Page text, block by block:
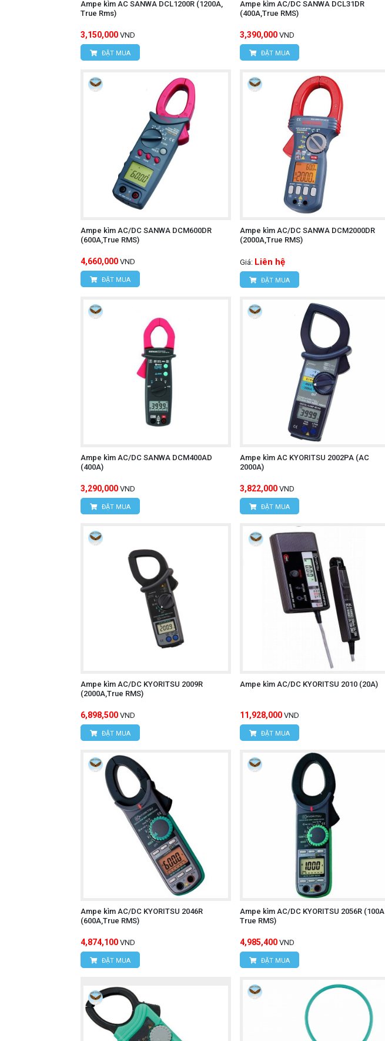
Ampe kìm AC SANWA DCL1200R (1200A,
True Rms)
3,150,000 VND
ĐẶT MUA
Ampe kìm AC/DC SANWA DCL31DR
(400A,True RMS)
3,390,000 VND
ĐẶT MUA
Ampe kìm AC/DC SANWA DCM600DR
(600A,True RMS)
4,660,000 VND
ĐẶT MUA
Ampe kìm AC/DC SANWA DCM2000DR
(2000A,True RMS)
Giá: Liên hệ
ĐẶT MUA
Ampe kìm AC/DC SANWA DCM400AD
(400A)
3,290,000 VND
ĐẶT MUA
Ampe kìm AC KYORITSU 2002PA (AC
2000A)
3,822,000 VND
ĐẶT MUA
Ampe kìm AC/DC KYORITSU 2009R
(2000A,True RMS)
6,898,500 VND
ĐẶT MUA
Ampe kìm AC/DC KYORITSU 2010 (20A)
11,928,000 VND
ĐẶT MUA
Ampe kìm AC/DC KYORITSU 2046R
(600A,True RMS)
4,874,100 VND
ĐẶT MUA
Ampe kìm AC/DC KYORITSU 2056R (100A ,
True RMS)
4,985,400 VND
ĐẶT MUA